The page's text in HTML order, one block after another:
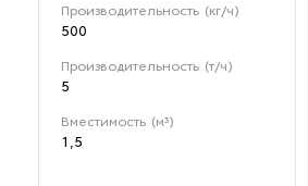
Производительность (кг/ч)
500
Производительность (т/ч)
5
Вместимость (м³)
1,5